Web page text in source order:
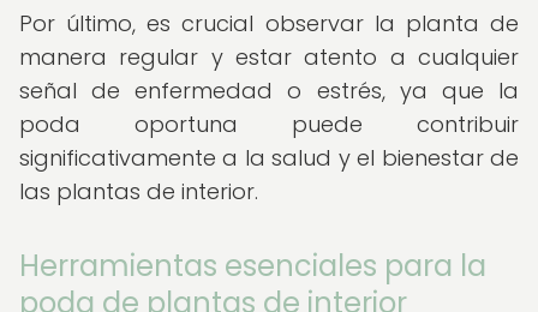
Por último, es crucial observar la planta de
manera regular y estar atento a cualquier
señal de enfermedad o estrés, ya que la
poda oportuna puede contribuir
significativamente a la salud y el bienestar de
las plantas de interior.
Herramientas esenciales para la
poda de plantas de interior